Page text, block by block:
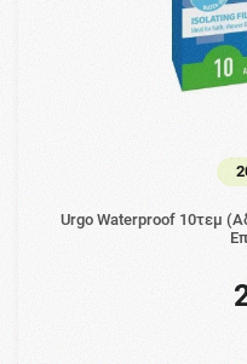
Urgo Waterproof 10τεμ